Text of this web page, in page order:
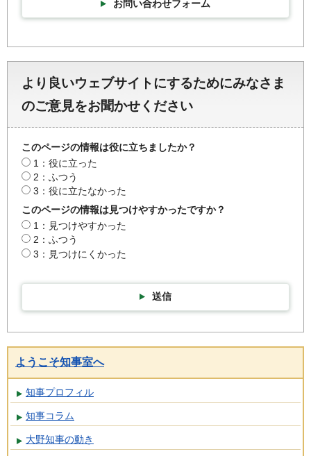
お問い合わせフォーム
より良いウェブサイトにするためにみなさま
のご意見をお聞かせください
このページの情報は役に立ちましたか？
1：役に立った
2：ふつう
3：役に立たなかった
このページの情報は見つけやすかったですか？
1：見つけやすかった
2：ふつう
3：見つけにくかった
送信
ようこそ知事室へ
知事プロフィル
知事コラム
大野知事の動き